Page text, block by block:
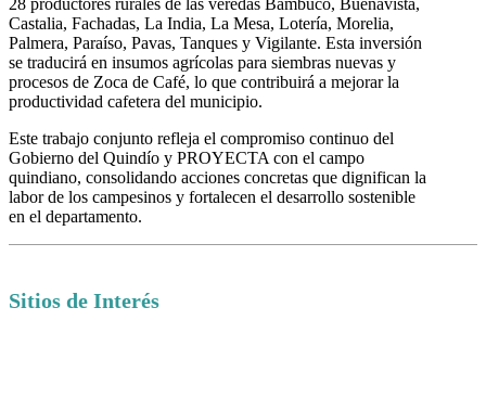
Castalia, Fachadas, La India, La Mesa, Lotería, Morelia,
Palmera, Paraíso, Pavas, Tanques y Vigilante. Esta inversión
se traducirá en insumos agrícolas para siembras nuevas y
procesos de Zoca de Café, lo que contribuirá a mejorar la
productividad cafetera del municipio.
Este trabajo conjunto refleja el compromiso continuo del
Gobierno del Quindío y PROYECTA con el campo
quindiano, consolidando acciones concretas que dignifican la
labor de los campesinos y fortalecen el desarrollo sostenible
en el departamento.
Sitios de Interés